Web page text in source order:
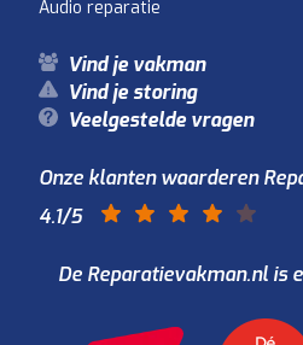
Audio reparatie
Vind je vakman
Vind je storing
Veelgestelde vragen
Onze klanten waarderen
4.1/5
De Reparatievakman.nl is